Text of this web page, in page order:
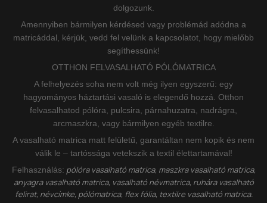
dolgozunk.
Amennyiben bármilyen kérdésed vagy problémád adódna a
matricáddal, kérjük, vedd fel velünk a kapcsolatot, hogy mielőbb
segíthessünk!
OTTHON FELVASALHATÓ PÓLÓMATRICA
A felhelyezés soha nem volt még ilyen egyszerű: egy
hagyományos háztartási vasaló is elegendő hozzá. Otthon
felvasalhatod pólóra, pulcsira, párnahuzatra, nadrágra,
arcmaszkra, vagy bármilyen egyéb textilre.
A vasalható matrica matt felületű, garantáltan nem kopik és nem
válik le – tartóssága vetekszik a textil élettartamával!
Felhasználás: pólóra vasalható matrica, maszkra vasalható matrica,
anyagra vasalható matrica, vasalható névmatrica, ruhára vasalható
felirat, névcímke, pólómatrica, flex fólia, textilre vasalható matrica.